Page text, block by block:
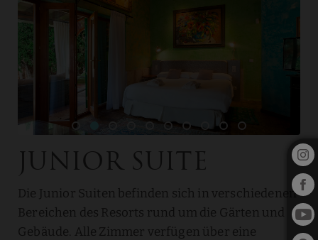
Junior Suite
Die Junior Suiten befinden sich in verschiedenen
Bereichen des Resorts rund um die Gärten und
Gebäude. Alle Zimmer verfügen über eine